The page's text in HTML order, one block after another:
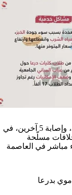
وثّقت شبكة درعا 24 مقتل 9 أشخاص على الأقل، وإصابة 5 آخرين، في
مسلّحة
مباشر في العاصمة